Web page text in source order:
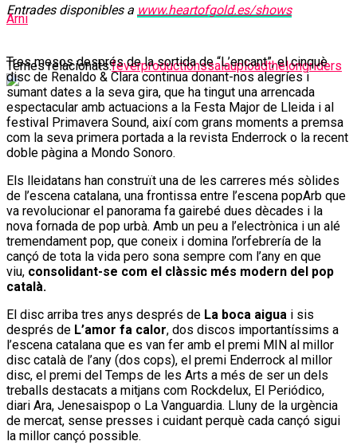
Entrades disponibles a www.heartofgold.es/shows
Temes relacionats:feverproductionssalauploadthelongriders
Arni
Tres mesos després de la sortida de “L’encant”, el cinquè
disc de Renaldo & Clara continua donant-nos alegríes i
sumant dates a la seva gira, que ha tingut una arrencada
espectacular amb actuacions a la Festa Major de Lleida i al
festival Primavera Sound, així com grans moments a premsa
com la seva primera portada a la revista Enderrock o la recent
doble pàgina a Mondo Sonoro.
Els lleidatans han construït una de les carreres més sòlides
de l’escena catalana, una frontissa entre l’escena popArb que
va revolucionar el panorama fa gairebé dues dècades i la
nova fornada de pop urbà. Amb un peu a l’electrònica i un alé
tremendament pop, que coneix i domina l’orfebrería de la
cançó de tota la vida pero sona sempre com l’any en que
viu, consolidant-se com el clàssic més modern del pop
català.
El disc arriba tres anys després de La boca aigua i sis
després de L’amor fa calor, dos discos importantíssims a
l’escena catalana que es van fer amb el premi MIN al millor
disc català de l’any (dos cops), el premi Enderrock al millor
disc, el premi del Temps de les Arts a més de ser un dels
treballs destacats a mitjans com Rockdelux, El Periódico,
diari Ara, Jenesaispop o La Vanguardia. Lluny de la urgència
de mercat, sense presses i cuidant perquè cada cançó sigui
la millor cançó possible.